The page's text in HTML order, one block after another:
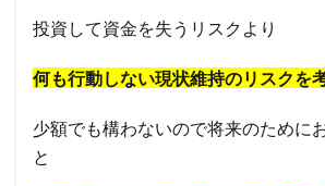
投資して資金を失うリスクより
何も行動しない現状維持のリスクを
少額でも構わないので将来のために
と